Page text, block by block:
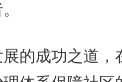
的成功之道，